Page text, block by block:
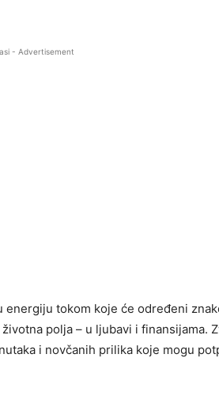
- Advertisement
tokom koje će određeni
polja – u ljubavi i finansijama.
i novčanih prilika koje mogu